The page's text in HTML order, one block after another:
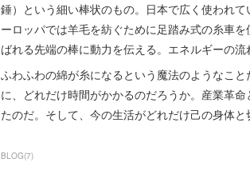
錘）という細い棒状のもの。日本で広く使われ
ーロッパでは羊毛を紡ぐために足踏み式の糸車
ばれる先端の棒に動力を伝える。エネルギーの流
ふわふわの綿が糸になるという魔法のようなこ
に、どれだけ時間がかかるのだろうか。産業革
たのだ。そして、今の生活がどれだけ己の身体
BLOG(7)